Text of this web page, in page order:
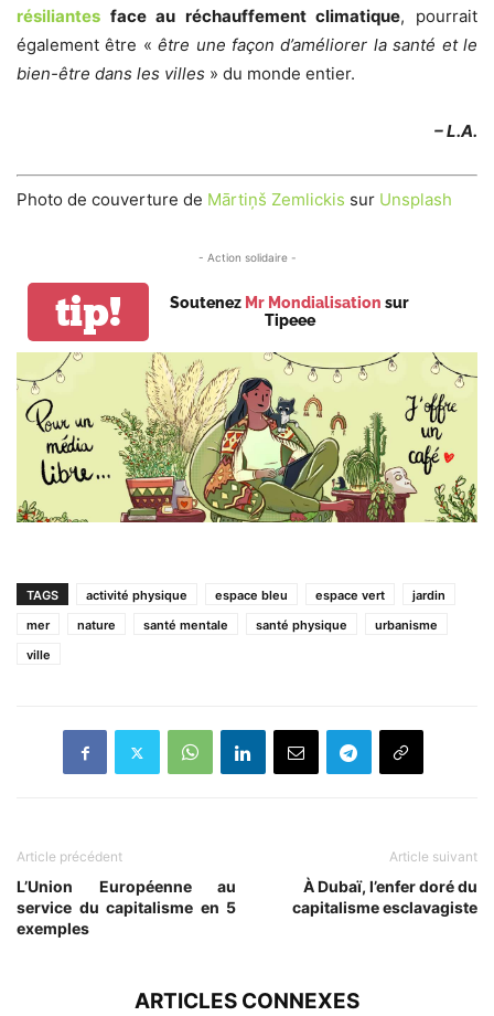
résiliantes face au réchauffement climatique, pourrait
également être «être une façon d’améliorer la santé et le
bien-être dans les villes » du monde entier.
– L.A.
Photo de couverture de Mārtiņš Zemlickis sur Unsplash
- Action solidaire -
tip! Soutenez Mr Mondialisation sur
Tipeee
TAGS activité physique espace bleu espace vert
jardin
mer
nature santé mentale santé physique
urbanisme
ville
Article précédent
L’Union Européenne au
service du capitalisme en 5
exemples
Article suivant
À Dubaï, l’enfer doré du
capitalisme esclavagiste
ARTICLES CONNEXES